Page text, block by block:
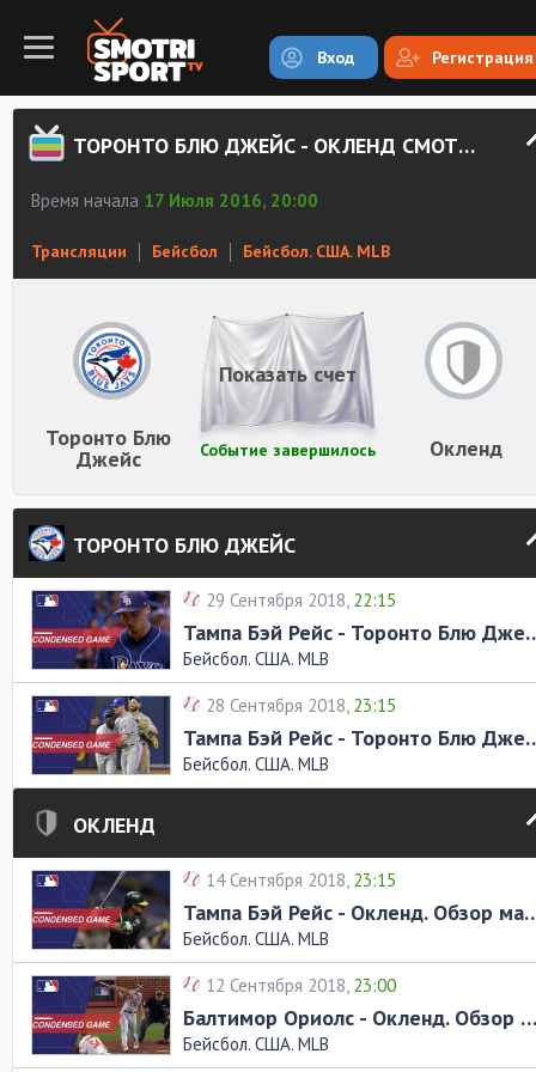
Вход Регистрация
ТОРОНТО БЛЮ ДЖЕЙС - ОКЛЕНД СМОТРЕТЬ ОНЛАЙН
Время начала 17 Июля 2016, 20:00
Трансляции Бейсбол Бейсбол. США. MLB
Торонто Блю
Джейс Окленд
Событие завершилось
Показать счет
ТОРОНТО БЛЮ ДЖЕЙС
29 Сентября 2018, 22:15
Тампа Бэй Рейс -
Бейсбол. США. MLB
28 Сентября 2018, 23:15
Тампа Бэй Рейс -
Бейсбол. США. MLB
ОКЛЕНД
14 Сентября 2018, 23:15
Тампа Бэй Рейс
Бейсбол. США. MLB
12 Сентября 2018, 23:00
Балтимор Ориолс - Окленд. Обзор матча
Бейсбол. США. MLB